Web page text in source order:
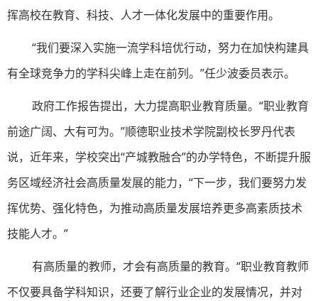
挥高校在教育、科技、人才一体化发展中的重要作用。
“我们要深入实施一流学科培优行动，努力在加快构建具
有全球竞争力的学科尖峰上走在前列。”任少波委员表示。
政府工作报告提出，大力提高职业教育质量。“职业教育
前途广阔、大有可为。”顺德职业技术学院副校长罗丹代表
说，近年来，学校突出“产城教融合”的办学特色，不断提升服
务区域经济社会高质量发展的能力，“下一步，我们要努力发
挥优势、强化特色，为推动高质量发展培养更多高素质技术
技能人才。”
有高质量的教师，才会有高质量的教育。“职业教育教师
不仅要具备学科知识，还要了解行业企业的发展情况，并对